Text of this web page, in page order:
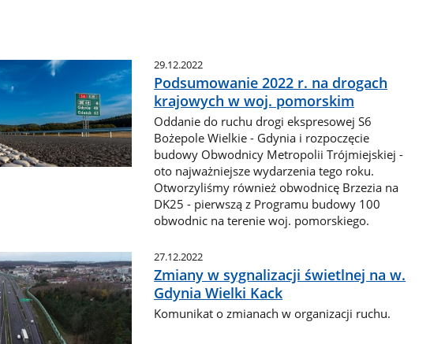
29.12.2022
Podsumowanie 2022 r. na drogach
krajowych w woj. pomorskim
Oddanie do ruchu drogi ekspresowej S6
Bożepole Wielkie - Gdynia i rozpoczęcie
budowy Obwodnicy Metropolii Trójmiejskiej -
oto najważniejsze wydarzenia tego roku.
Otworzyliśmy również obwodnicę Brzezia na
DK25 - pierwszą z Programu budowy 100
obwodnic na terenie woj. pomorskiego.
27.12.2022
Zmiany w sygnalizacji świetlnej na w.
Gdynia Wielki Kack
Komunikat o zmianach w organizacji ruchu.